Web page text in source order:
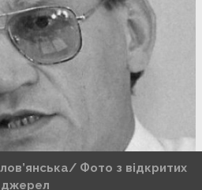
Фото з відкритих
джерел